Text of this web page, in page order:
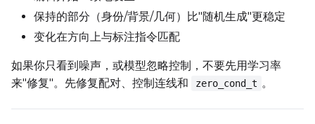
保持的部分（身份/背景/几何）比"随机生成"更稳定
变化在方向上与标注指令匹配
如果你只看到噪声，或模型忽略控制，不要先用学习率
来"修复"。先修复配对、控制连线和
zero_cond_t 。